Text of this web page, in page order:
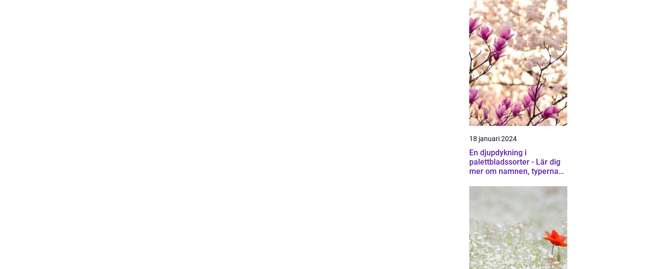
18 januari 2024
En djupdykning i
palettbladssorter - Lär dig
mer om namnen, typerna